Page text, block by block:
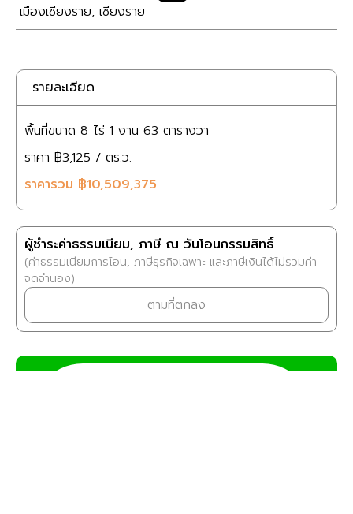
เมืองเชียงราย, เชียงราย
รายละเอียด
พื้นที่ขนาด 8 ไร่ 1 งาน 63 ตารางวา
ราคา ฿3,125 / ตร.ว.
ราคารวม ฿10,509,375
ผู้ชำระค่าธรรมเนียม, ภาษี ณ วันโอนกรรมสิทธิ์
(ค่าธรรมเนียมการโอน, ภาษีธุรกิจเฉพาะ และภาษีเงินได้ไม่รวมค่า
จดจำนอง)
ตามที่ตกลง